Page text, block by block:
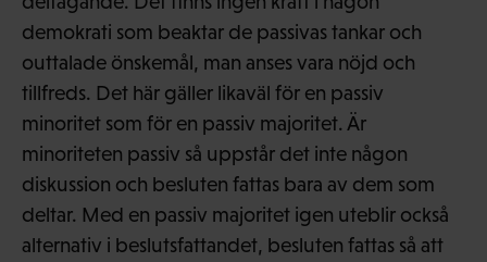
demokrati som beaktar de passivas tankar och
outtalade önskemål, man anses vara nöjd och
tillfreds. Det här gäller likaväl för en passiv
minoritet som för en passiv majoritet. Är
minoriteten passiv så uppstår det inte någon
diskussion och besluten fattas bara av dem som
deltar. Med en passiv majoritet igen uteblir också
alternativ i beslutsfattandet, besluten fattas så att